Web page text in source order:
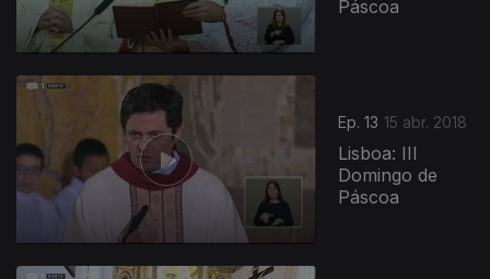
Páscoa
Ep. 13 15 abr. 2018
Lisboa: III
Domingo de
Páscoa
340180